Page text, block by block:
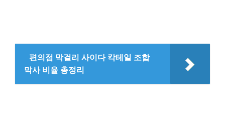
편의점 막걸리 사이다 칵테일 조합
막사 비율 총정리